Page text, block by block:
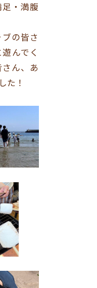
・満腹
の皆さ
んでく
ん、あ
た！